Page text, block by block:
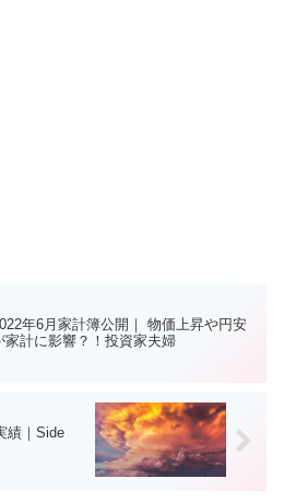
年6月家計簿公開｜ 物価上昇や円安
家計に影響？！投資家夫婦
績｜Side